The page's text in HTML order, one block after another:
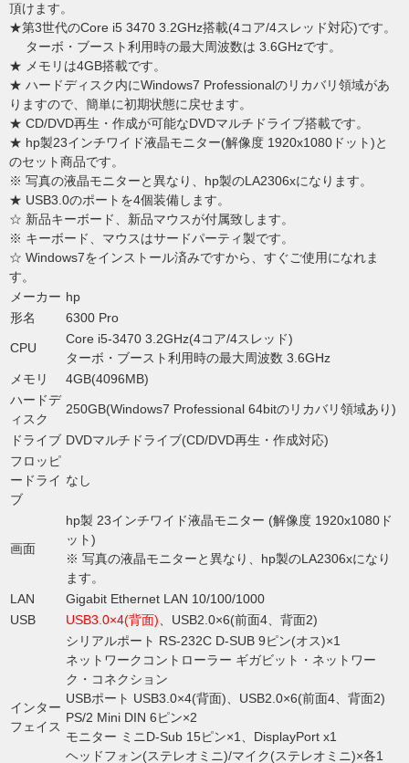
頂けます。
★第3世代のCore i5 3470 3.2GHz搭載(4コア/4スレッド対応)です。
ターボ・ブースト利用時の最大周波数は 3.6GHzです。
★ メモリは4GB搭載です。
★ ハードディスク内にWindows7 Professionalのリカバリ領域があ
りますので、簡単に初期状態に戻せます。
★ CD/DVD再生・作成が可能なDVDマルチドライブ搭載です。
★ hp製23インチワイド液晶モニター(解像度 1920x1080ドット)と
のセット商品です。
※ 写真の液晶モニターと異なり、hp製のLA2306xになります。
★ USB3.0のポートを4個装備します。
☆ 新品キーボード、新品マウスが付属致します。
※ キーボード、マウスはサードパーティ製です。
☆ Windows7をインストール済みですから、すぐご使用になれま
す。
メーカー hp
形名
6300 Pro
CPU
Core i5-3470 3.2GHz(4コア/4スレッド)
ターボ・ブースト利用時の最大周波数 3.6GHz
メモリ
4GB(4096MB)
ハードデ
ィスク
250GB(Windows7 Professional 64bitのリカバリ領域あり)
ドライブ DVDマルチドライブ(CD/DVD再生・作成対応)
フロッピ
ードライ
ブ
なし
画面
hp製 23インチワイド液晶モニター (解像度 1920x1080ド
ット)
※ 写真の液晶モニターと異なり、hp製のLA2306xになり
ます。
LAN
Gigabit Ethernet LAN 10/100/1000
USB
USB3.0×4(背面)、USB2.0×6(前面4、背面2)
インター
フェイス
シリアルポート RS-232C D-SUB 9ピン(オス)×1
ネットワークコントローラー ギガビット・ネットワー
ク・コネクション
USBポート USB3.0×4(背面)、USB2.0×6(前面4、背面2)
PS/2 Mini DIN 6ピン×2
モニター ミニD-Sub 15ピン×1、DisplayPort x1
ヘッドフォン(ステレオミニ)/マイク(ステレオミニ)×各1